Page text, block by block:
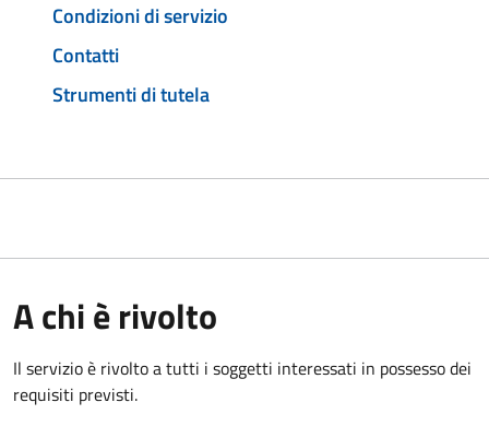
Condizioni di servizio
Contatti
Strumenti di tutela
A chi è rivolto
Il servizio è rivolto a tutti i soggetti interessati in possesso dei
requisiti previsti.